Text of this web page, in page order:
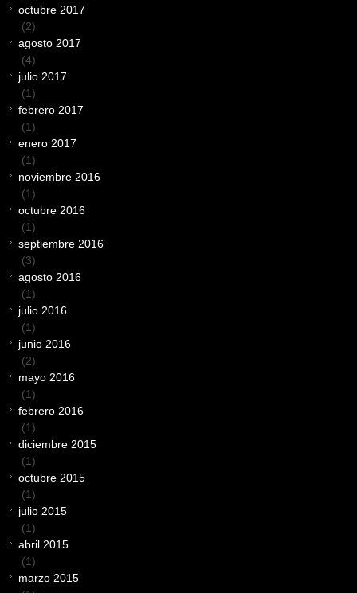
octubre 2017
(2)
agosto 2017
(4)
julio 2017
(1)
febrero 2017
(1)
enero 2017
(1)
noviembre 2016
(1)
octubre 2016
(1)
septiembre 2016
(3)
agosto 2016
(1)
julio 2016
(1)
junio 2016
(2)
mayo 2016
(1)
febrero 2016
(1)
diciembre 2015
(1)
octubre 2015
(1)
julio 2015
(1)
abril 2015
(1)
marzo 2015